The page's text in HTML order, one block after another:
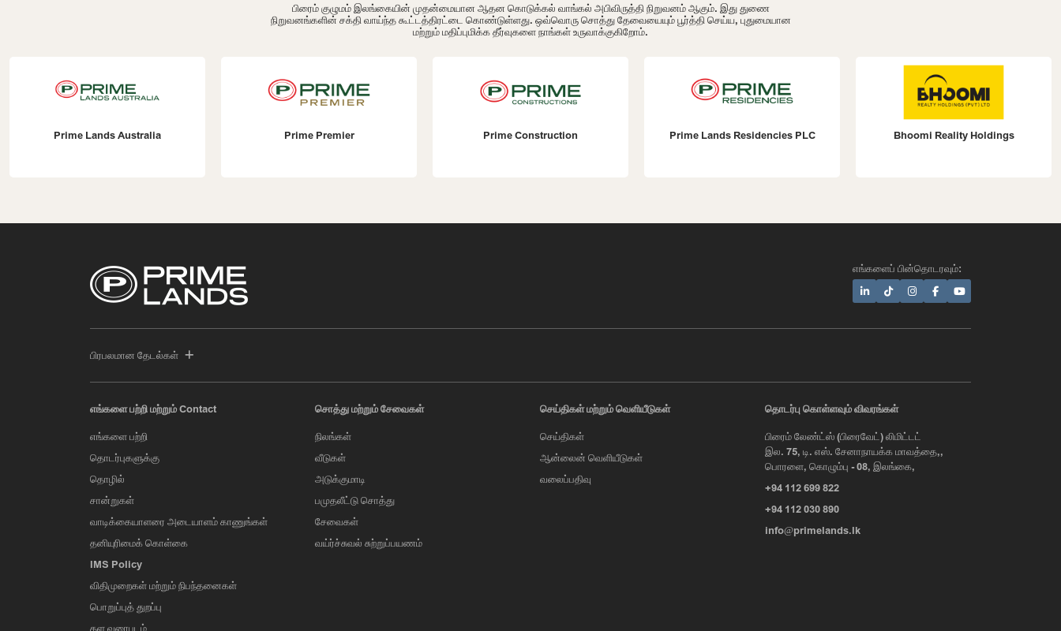
பிரைம் குழுமம் இலங்கையின் முதன்மையான ஆதன கொடுக்கல் வாங்கல் அபிவிருத்தி நிறுவனம் ஆகும். இது துணை
நிறுவனங்களின் சக்தி வாய்ந்த கூட்டத்திரட்டை கொண்டுள்ளது. ஒவ்வொரு சொத்து தேவையையும் பூர்த்தி செய்ய, புதுமையான
மற்றும் மதிப்புமிக்க தீர்வுகளை நாங்கள் உருவாக்குகிறோம்.
Prime Lands Australia Prime Premier Prime Construction Prime Lands Residencies PLC Bhoomi Reality Holdings
எங்களைப் பின்தொடரவும்:
பிரபலமான தேடல்கள்
எங்களை பற்றி மற்றும் Contact
எங்களை பற்றி
தொடர்புகளுக்கு
தொழில்
சான்றுகள்
வாடிக்கையாளரை அடையாளம் காணுங்கள்
தனியுரிமைக் கொள்கை
IMS Policy
விதிமுறைகள் மற்றும் நிபந்தனைகள்
பொறுப்புத் துறப்பு
தள வரைபடம்
சொத்து மற்றும் சேவைகள்
நிலங்கள்
வீடுகள்
அடுக்குமாடி
பமுதலீட்டு சொத்து
சேவைகள்
வய்ர்ச்சுவல் சுற்றுப்பயணம்
செய்திகள் மற்றும் வெளியீடுகள்
செய்திகள்
ஆன்லைன் வெளியீடுகள்
வலைப்பதிவு
தொடர்பு கொள்ளவும் விவரங்கள்
பிரைம் லேண்ட்ஸ் (பிரைவேட்) லிமிட்டட்
இல. 75, டி. எஸ். சேனாநாயக்க மாவத்தை,,
பொரளை, கொழும்பு - 08, இலங்கை,
+94 112 699 822
+94 112 030 890
info@primelands.lk
Hi, I'm Prime Bee, Your AI
Assistant!
Tap the Call button above to talk
message below and I'll be happy to